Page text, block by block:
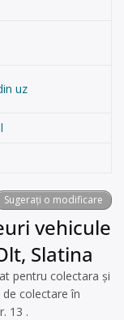
uz
Sugerați o modificare
vehicule
Slatina
pentru colectara și
colectare în
13 .